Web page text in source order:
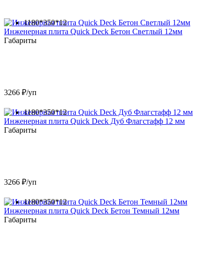
Инженерная плита Quick Deck Бетон Светлый 12мм
Габариты
1180*350*12
3266 ₽/уп
Инженерная плита Quick Deck Дуб Флагстафф 12 мм
Габариты
1180*350*12
3266 ₽/уп
Инженерная плита Quick Deck Бетон Темный 12мм
Габариты
1180*350*12